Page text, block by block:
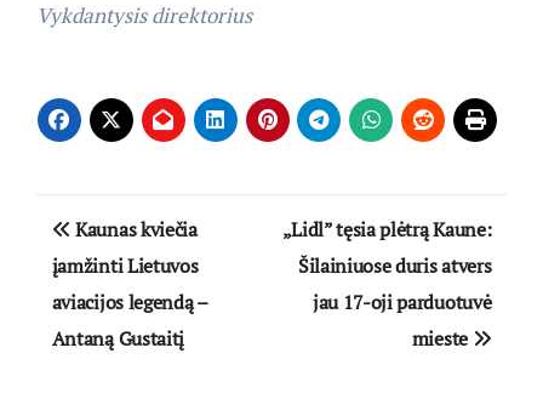
Vykdantysisdirektorius
Navigacija
tarp
įrašų
Kaunas kviečia
įamžinti Lietuvos
aviacijos legendą –
Antaną Gustaitį
„Lidl” tęsia plėtrą Kaune:
Šilainiuose duris atvers
jau 17-oji parduotuvė
mieste